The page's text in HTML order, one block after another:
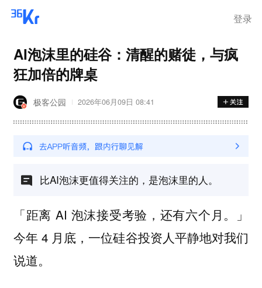
登录
AI泡沫里的硅谷：清醒的赌徒，与疯
狂加倍的牌桌
极客公园 2026年06月09日 08:41
​比AI泡沫更值得关注的，是泡沫里的人。
「距离 AI 泡沫接受考验，还有六个月。」
今年 4 月底，一位硅谷投资人平静地对我们
说道。